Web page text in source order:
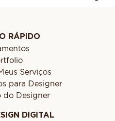
RÁPIDO
Serviços
para Designer
do Designer
DIGITAL